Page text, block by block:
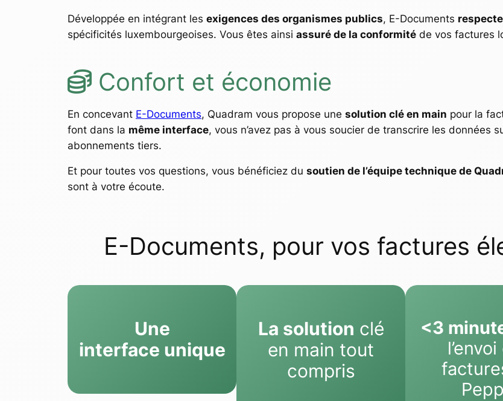
Développée en intégrant les exigences des organismes publics, E-Documents
spécificités luxembourgeoises. Vous êtes ainsi assuré de la conformité de vos factures
Confort et économie
En concevant E-Documents, Quadram vous propose une solution clé en main pour la
font dans la même interface, vous n’avez pas à vous soucier de transcrire les données
abonnements tiers.
Et pour toutes vos questions, vous bénéficiez du soutien de l’équipe technique de
sont à votre écoute.
E-Documents, pour vos factures
Une
interface unique
La solution clé
en main tout
compris
<3